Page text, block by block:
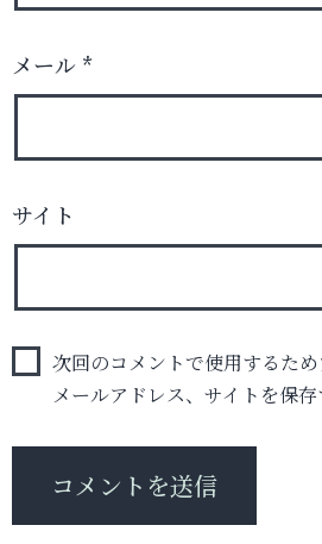
メール *
サイト
次回のコメントで使用するた
メールアドレス、サイトを保存